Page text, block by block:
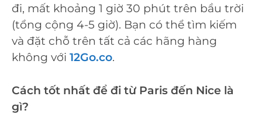
đi, mất khoảng 1 giờ 30 phút trên bầu trời
(tổng cộng 4-5 giờ). Bạn có thể tìm kiếm
và đặt chỗ trên tất cả các hãng hàng
không với 12Go.co.
Cách tốt nhất để đi từ Paris đến Nice là
gì?